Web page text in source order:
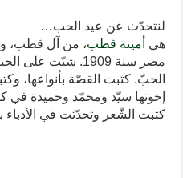
لنتحدّث عن عيد الحب…
هي أمينة قطب، من آل قطب،
مصر سنة 1909. شبّت
الحبّ. كتبت القصّة بأنواعها،
إخوتها سيّد ومحمّد وحميدة في
كتبت الشّعر وتحدّثت في الأدباء